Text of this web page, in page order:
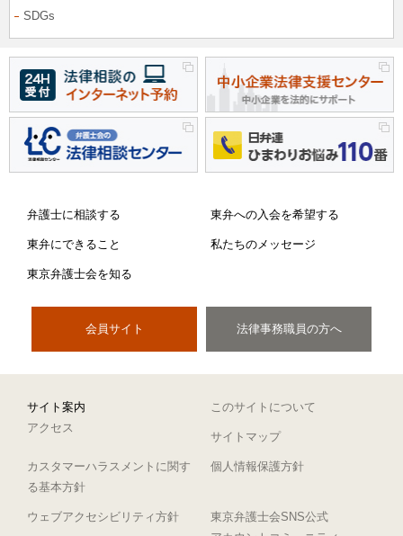
SDGs
弁護士に相談する 東弁への入会を希望する
東弁にできること 私たちのメッセージ
東京弁護士会を知る
会員サイト 法律事務職員の方へ
サイト案内
このサイトについて
アクセス
サイトマップ
カスタマーハラスメントに関す
る基本方針
個人情報保護方針
ウェブアクセシビリティ方針
東京弁護士会SNS公式